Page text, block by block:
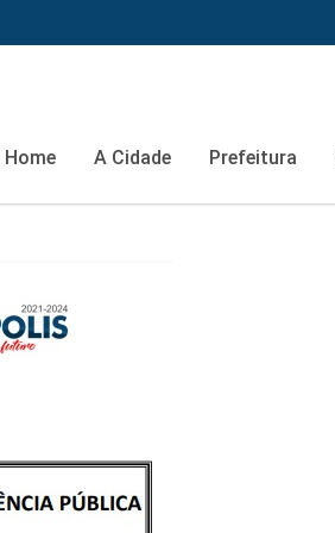
Home A Cidade Prefeitura